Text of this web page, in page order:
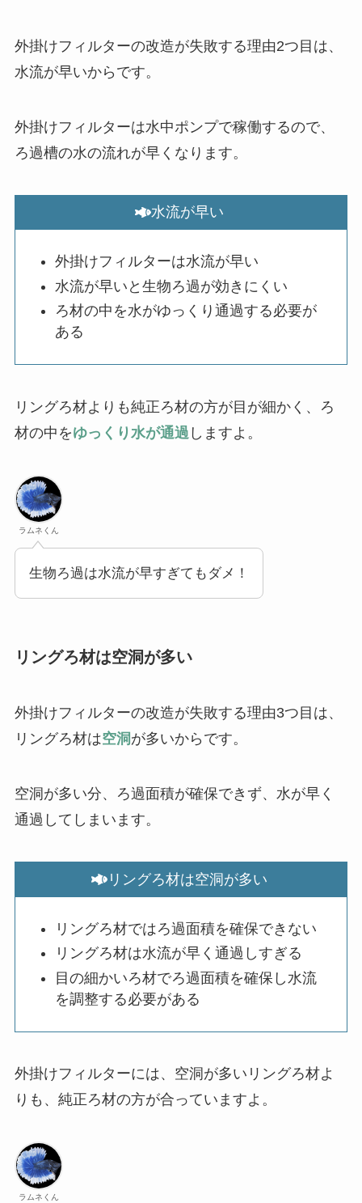
外掛けフィルターの改造が失敗する理由2つ目は、
水流が早いからです。
外掛けフィルターは水中ポンプで稼働するので、
ろ過槽の水の流れが早くなります。
水流が早い
外掛けフィルターは水流が早い
水流が早いと生物ろ過が効きにくい
ろ材の中を水がゆっくり通過する必要が
ある
リングろ材よりも純正ろ材の方が目が細かく、ろ
材の中をゆっくり水が通過 しますよ。
ラムネくん
生物ろ過は水流が早すぎてもダメ！
リングろ材は空洞が多い
外掛けフィルターの改造が失敗する理由3つ目は、
リングろ材は空洞が多いからです。
空洞が多い分、ろ過面積が確保できず、水が早く
通過してしまいます。
リングろ材は空洞が多い
リングろ材ではろ過面積を確保できない
リングろ材は水流が早く通過しすぎる
目の細かいろ材でろ過面積を確保し水流
を調整する必要がある
外掛けフィルターには、空洞が多いリングろ材よ
りも、純正ろ材の方が合っていますよ。
ラムネくん